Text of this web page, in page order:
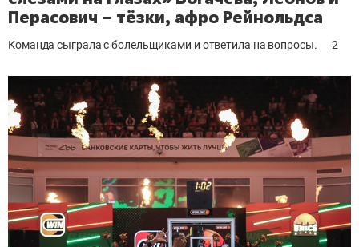
Перасович – тёзки, афро Рейнольдса
Команда сыграла с болельщиками и ответила на вопросы. 2